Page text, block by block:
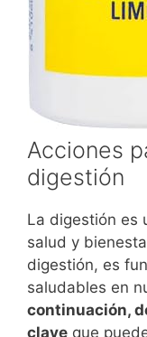
Acciones
digestión
La digestión es
salud y
digestión, es
saludables en
continuación,
clave que